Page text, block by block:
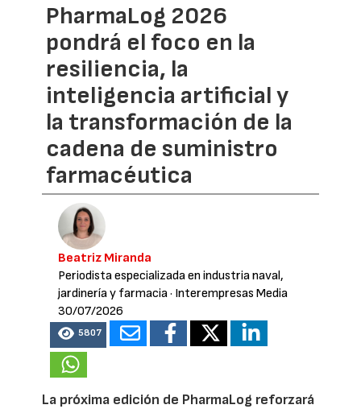
PharmaLog 2026
pondrá el foco en la
resiliencia, la
inteligencia artificial y
la transformación de la
cadena de suministro
farmacéutica
Beatriz Miranda
Periodista especializada en industria naval,
jardinería y farmacia· Interempresas Media
30/07/2026
5807
La próxima edición de PharmaLog reforzará